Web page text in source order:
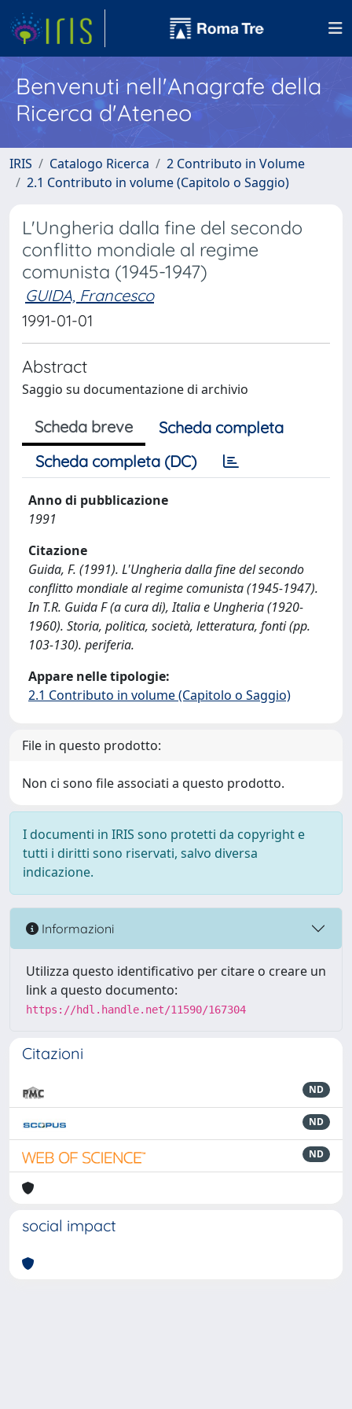
Benvenuti nell'Anagrafe della
Ricerca d'Ateneo
IRIS Catalogo Ricerca
2 Contributo in Volume
2.1 Contributo in volume (Capitolo o Saggio)
L'Ungheria dalla fine del secondo
conflitto mondiale al regime
comunista (1945-1947)
GUIDA, Francesco
1991-01-01
Abstract
Saggio su documentazione di archivio
Scheda breve
Scheda completa
Scheda completa (DC)
Anno di pubblicazione
1991
Citazione
Guida, F. (1991). L'Ungheria dalla fine del secondo
conflitto mondiale al regime comunista (1945-1947).
In T.R. Guida F (a cura di), Italia e Ungheria (1920-
1960). Storia, politica, società, letteratura, fonti (pp.
103-130). periferia.
Appare nelle tipologie:
2.1 Contributo in volume (Capitolo o Saggio)
File in questo prodotto:
Non ci sono file associati a questo prodotto.
I documenti in IRIS sono protetti da copyright e
tutti i diritti sono riservati, salvo diversa
indicazione.
Informazioni
Utilizza questo identificativo per citare o creare un
link a questo documento:
https://hdl.handle.net/11590/167304
Citazioni
ND
ND
ND
social impact